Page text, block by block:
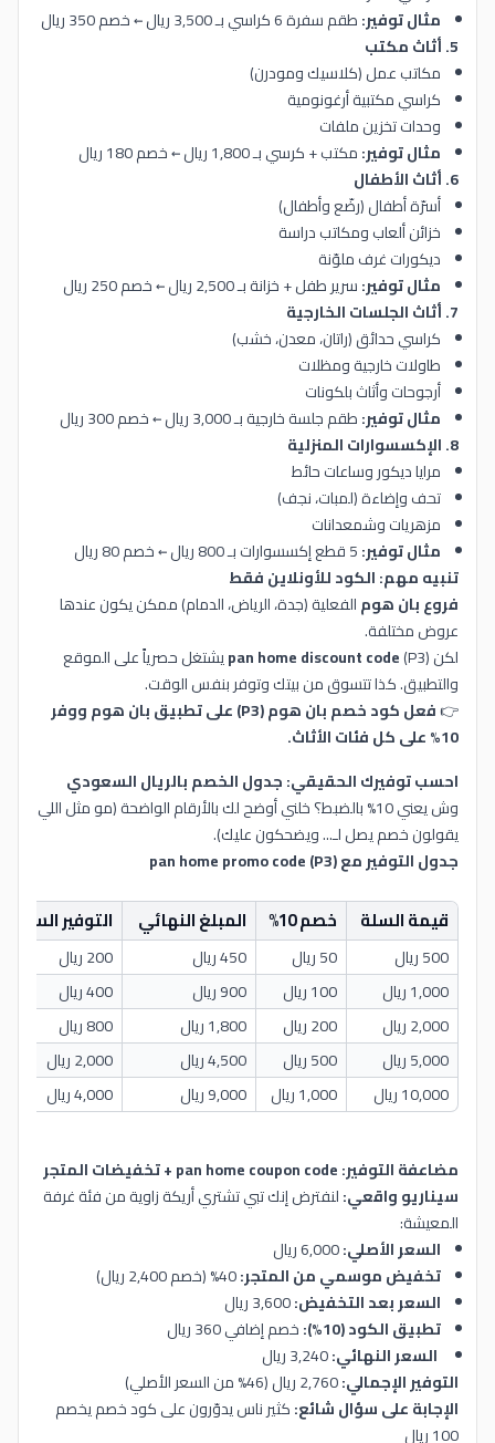
مثال توفير:طقم سفرة 6 كراسي بـ 3,500 ريال ← خصم 350 ريال
5. أثاث مكتب
مكاتب عمل (كلاسيك ومودرن)
كراسي مكتبية أرغونومية
وحدات تخزين ملفات
مثال توفير:مكتب + كرسي بـ 1,800 ريال ← خصم 180 ريال
6. أثاث الأطفال
أسرّة أطفال (رضّع وأطفال)
خزائن ألعاب ومكاتب دراسة
ديكورات غرف ملوّنة
مثال توفير:سرير طفل + خزانة بـ 2,500 ريال ← خصم 250 ريال
7. أثاث الجلسات الخارجية
كراسي حدائق (راتان، معدن، خشب)
طاولات خارجية ومظلات
أرجوحات وأثاث بلكونات
مثال توفير:طقم جلسة خارجية بـ 3,000 ريال ← خصم 300 ريال
8. الإكسسوارات المنزلية
مرايا ديكور وساعات حائط
تحف وإضاءة (لمبات، نجف)
مزهريات وشمعدانات
مثال توفير:
تنبيه مهم: الكود للأونلاين فقط
فروع بان هومالفعلية (جدة، الرياض، الدمام) ممكن يكون عندها
عروض مختلفة.
لكن
pan home discount code(P3) يشتغل حصرياً على الموقع
والتطبيق. كذا تتسوق من بيتك وتوفر بنفس الوقت.
👉
فعل كود خصم بان هوم (P3) على تطبيق بان هوم ووفر
10% على كل فئات الأثاث.
احسب توفيرك الحقيقي: جدول الخصم بالريال السعودي
وش يعني 10% بالضبط؟ خلني أوضح لك بالأرقام الواضحة (مو مثل اللي
يقولون خصم يصل لـ... ويضحكون عليك).
جدول التوفير مع pan home promo code (P3)
قيمة السلة خصم 10% المبلغ النهائي التوفير السنوي (4
500 ريال 50 ريال 450 ريال
200 ريال
1,000 ريال
100 ريال 900 ريال
400 ريال
2,000 ريال
200 ريال 1,800 ريال
800 ريال
5,000 ريال
500 ريال 4,500 ريال
2,000 ريال
10,000 ريال
1,000 ريال 9,000 ريال 4,000 ريال
مضاعفة التوفير: pan home coupon code + تخفيضات المتجر
سيناريو واقعي:لنفترض إنك تبي تشتري أريكة زاوية من فئة غرفة
المعيشة:
السعر الأصلي:
تخفيض موسمي من المتجر:
السعر بعد التخفيض:
تطبيق الكود (10%):
خصم إضافي 360 ريال
السعر النهائي:
التوفير الإجمالي:
الإجابة على سؤال شائع:كثير ناس يدوّرون على كود خصم يخصم
100 ريال